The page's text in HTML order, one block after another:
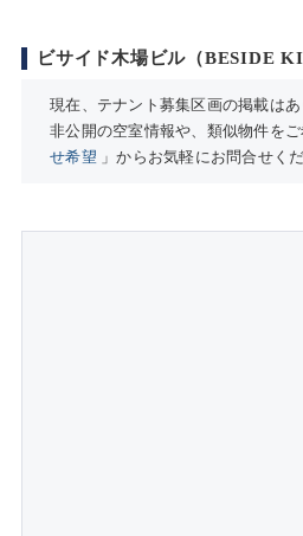
ビサイド木場ビル（BESIDE
現在、テナント募集区画の掲載はあ
非公開の空室情報や、類似物件をご
せ希望 」からお気軽にお問合せくだ